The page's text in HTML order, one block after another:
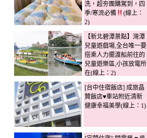
洗，超夯團購駕到，四
季/寒流必備
(線上：
2)
【新北碧潭景點】灣潭
兒童遊戲場,全台唯一要
搭乘人力擺渡船前往的
兒童遊樂區,小孩放電所
在(線上：2)
[台中住宿飯店] 成旅晶
贊飯店♥車站附近清新
健康幸福美學(線上：1)